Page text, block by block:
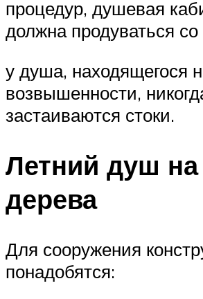
процедур, душевая
должна продуваться со
у душа, находящегося
возвышенности,
застаиваются стоки.
Летний душ на
дерева
Для сооружения
понадобятся: